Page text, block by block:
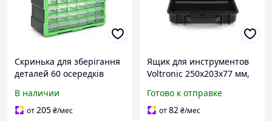
Скринька для зберігання
деталей 60 осередків
15,3*5,4*3,6см
В наличии
от205₴/мес
Ящик для инструментов
Voltronic 250x203x77 мм,
235x165x68 мм (MG6235)
Готово к отправке
от82₴/мес